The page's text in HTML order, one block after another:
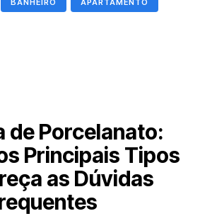
BANHEIRO APARTAMENTO
de Porcelanato:
Principais Tipos
as Dúvidas